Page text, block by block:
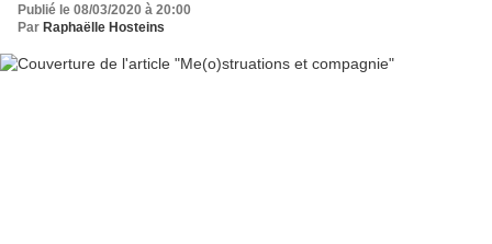
Publié le 08/03/2020 à 20:00
Par Raphaëlle Hosteins